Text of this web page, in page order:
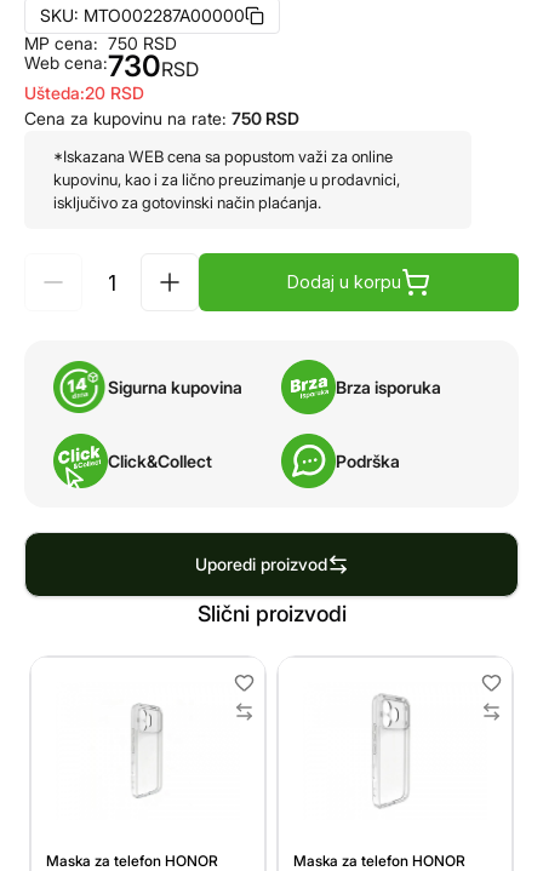
SKU: MTO002287A00000
MP cena:
Web cena:
750 RSD
730RSD
Ušteda:20 RSD
Cena za kupovinu na rate: 750 RSD
*Iskazana WEB cena sa popustom važi za online
kupovinu, kao i za lično preuzimanje u prodavnici,
isključivo za gotovinski način plaćanja.
Dodaj u korpu
Sigurna kupovina Brza isporuka
Click&Collect Podrška
Uporedi proizvod
Slični proizvodi
Maska za telefon HONOR
Maska za telefon HONOR